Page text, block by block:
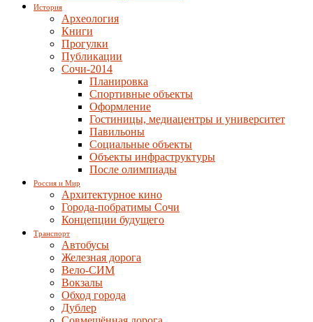
История
Археология
Книги
Прогулки
Публикации
Сочи-2014
Планировка
Спортивные объекты
Оформление
Гостиницы, медиацентры и университет
Павильоны
Социальные объекты
Объекты инфраструктуры
После олимпиады
Россия и Мир
Архитектурное кино
Города-побратимы Сочи
Концепции будущего
Транспорт
Автобусы
Железная дорога
Вело-СИМ
Вокзалы
Обход города
Дублер